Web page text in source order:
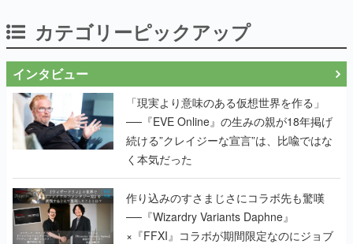
カテゴリーピックアップ
インタビュー
「現実より意味のある仮想世界を作る」
──『EVE Online』の生みの親が18年掲げ
続ける”クレイジーな宣言”は、比喩ではな
く本気だった
作り込みのすさまじさにコラボ先も驚嘆
──『Wizardry Variants Daphne』
×『FFXI』コラボが期間限定なのにジョブ